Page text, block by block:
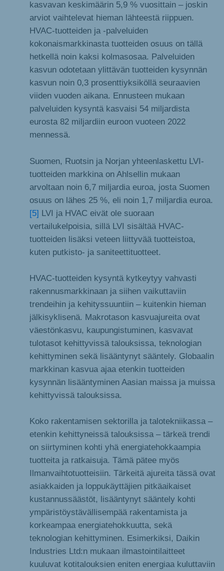
kasvavan keskimäärin 5,9 % vuosittain – joskin
arviot vaihtelevat hieman lähteestä riippuen.
HVAC-tuotteiden ja -palveluiden
kokonaismarkkinasta tuotteiden osuus on tällä
hetkellä noin kaksi kolmasosaa. Palveluiden
kasvun odotetaan ylittävän tuotteiden kysynnän
kasvun noin 0,3 prosenttiyksiköllä seuraavien
viiden vuoden aikana. Ennusteen mukaan
palveluiden kysyntä kasvaisi 54 miljardista
eurosta 82 miljardiin euroon vuoteen 2022
mennessä.
Suomen, Ruotsin ja Norjan yhteenlaskettu LVI-
tuotteiden markkina on Ahlsellin mukaan
arvoltaan noin 6,7 miljardia euroa, josta Suomen
osuus on lähes 25 %, eli noin 1,7 miljardia euroa.
[5] LVI ja HVAC eivät ole suoraan
vertailukelpoisia, sillä LVI sisältää HVAC-
tuotteiden lisäksi veteen liittyvää tuotteistoa,
kuten putkisto- ja saniteettituotteet.
HVAC-tuotteiden kysyntä kytkeytyy vahvasti
rakennusmarkkinaan ja siihen vaikuttaviin
trendeihin ja kehityssuuntiin – kuitenkin hieman
jälkisyklisenä. Makrotason kasvuajureita ovat
väestönkasvu, kaupungistuminen, kasvavat
tulotasot kehittyvissä talouksissa, teknologian
kehittyminen sekä lisääntynyt sääntely. Globaalin
markkinan kasvua ajaa etenkin tuotteiden
kysynnän lisääntyminen Aasian maissa ja muissa
kehittyvissä talouksissa.
Koko rakentamisen sektorilla ja talotekniikassa –
etenkin kehittyneissä talouksissa – tärkeä trendi
on siirtyminen kohti yhä energiatehokkaampia
tuotteita ja ratkaisuja. Tämä pätee myös
Ilmanvaihtotuotteisiin. Tärkeitä ajureita tässä ovat
asiakkaiden ja loppukäyttäjien pitkäaikaiset
kustannussäästöt, lisääntynyt sääntely kohti
ympäristöystävällisempää rakentamista ja
korkeampaa energiatehokkuutta, sekä
teknologian kehittyminen. Esimerkiksi, Daikin
Industries Ltd:n mukaan ilmastointilaitteet
kuuluvat kotitalouksien eniten energiaa kuluttaviin